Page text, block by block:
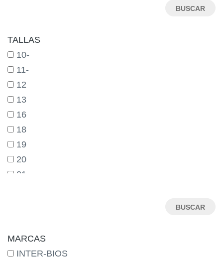
TALLAS
10-
11-
12
13
16
18
19
20
21
25
26
MARCAS
INTER-BIOS